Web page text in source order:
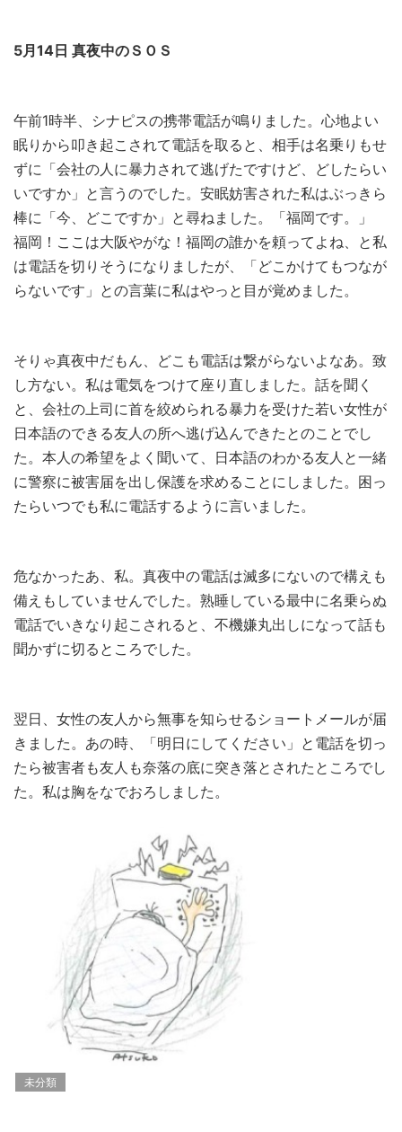
5月14日 真夜中のＳＯＳ
午前1時半、シナピスの携帯電話が鳴りました。心地よい
眠りから叩き起こされて電話を取ると、相手は名乗りもせ
ずに「会社の人に暴力されて逃げたですけど、どしたらい
いですか」と言うのでした。安眠妨害された私はぶっきら
棒に「今、どこですか」と尋ねました。「福岡です。」
福岡！ここは大阪やがな！福岡の誰かを頼ってよね、と私
は電話を切りそうになりましたが、「どこかけてもつなが
らないです」との言葉に私はやっと目が覚めました。
そりゃ真夜中だもん、どこも電話は繋がらないよなあ。致
し方ない。私は電気をつけて座り直しました。話を聞く
と、会社の上司に首を絞められる暴力を受けた若い女性が
日本語のできる友人の所へ逃げ込んできたとのことでし
た。本人の希望をよく聞いて、日本語のわかる友人と一緒
に警察に被害届を出し保護を求めることにしました。困っ
たらいつでも私に電話するように言いました。
危なかったあ、私。真夜中の電話は滅多にないので構えも
備えもしていませんでした。熟睡している最中に名乗らぬ
電話でいきなり起こされると、不機嫌丸出しになって話も
聞かずに切るところでした。
翌日、女性の友人から無事を知らせるショートメールが届
きました。あの時、「明日にしてください」と電話を切っ
たら被害者も友人も奈落の底に突き落とされたところでし
た。私は胸をなでおろしました。
未分類